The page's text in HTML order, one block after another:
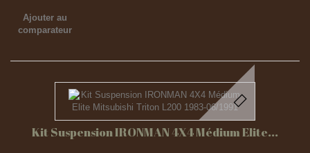
Ajouter au
comparateur
Kit Suspension IRONMAN 4X4 Médium Elite...